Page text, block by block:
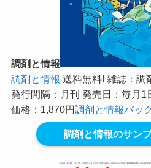
調剤と情報
調剤と情報 送料無料! 雑誌：調
発行間隔：月刊 発売日：毎月
価格：1,870円調剤と情報バッ
調剤と情報のサン